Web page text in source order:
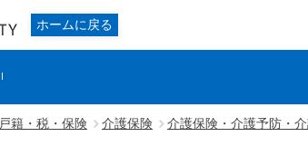
足立区
ホームに戻る
戸籍・税・保険 介護保険 介護保険・介護予防・